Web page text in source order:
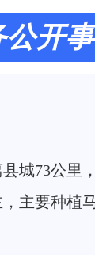
开
城73公里
主要种植